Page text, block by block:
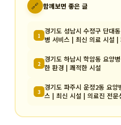
🔗 함께보면 좋은 글
1 경기도 성남시 수정구 단대
병 서비스 | 최신 의료 시설 |
2 경기도 하남시 학암동 요양
한 환경 | 쾌적한 시설
3 경기도 파주시 운정2동 요
스 | 최신 시설 | 의료진 전문